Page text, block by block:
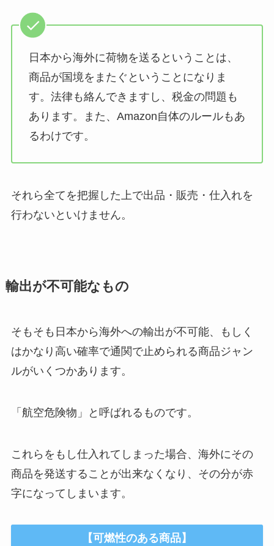
日本から海外に荷物を送るということは、
商品が国境をまたぐということになりま
す。法律も絡んできますし、税金の問題も
あります。また、Amazon自体のルールもあ
るわけです。
それら全てを把握した上で出品・販売・仕入れを
行わないといけません。
輸出が不可能なもの
そもそも日本から海外への輸出が不可能、もしく
はかなり高い確率で通関で止められる商品ジャン
ルがいくつかあります。
「航空危険物」と呼ばれるものです。
これらをもし仕入れてしまった場合、海外にその
商品を発送することが出来なくなり、その分が赤
字になってしまいます。
【可燃性のある商品】